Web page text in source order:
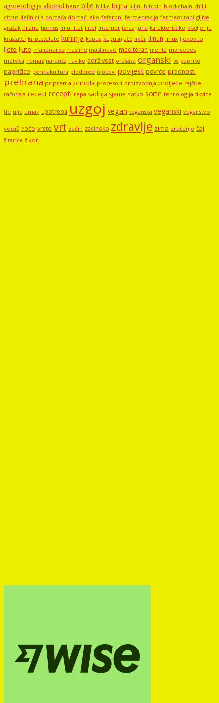
agroekologija alkohol benz bilje biljke biljna biljni bitcoin blockchain chilli
citrus definicija domaća domaći eko feferoni fermentacija fermentirani gljive
grašak hrana humus imunitet intel internet izraz juha karakteristike kiseljenje
krastavci kriptovalute kuhinja kupus kupusnjače liker limun linux ljekovito
ljeto ljute mahunarke masline maslinovo mediteran menta mercedes
metvica namaz naranča navike održivost orašasti organski os paprike
papričice permakultura plodored plodovi povijest povrće prednosti
prehrana priprema priroda procesori proizvodnja proljeće rajčice
računala recept recepti repa sadnja sjeme slatko sorte tehnologija tikvice
tlo ulje umak upotreba uzgoj vegan veganska veganski veganstvo
vodič voće vrste vrt začin začinsko zdravlje zima značenje čaj
žitarice život